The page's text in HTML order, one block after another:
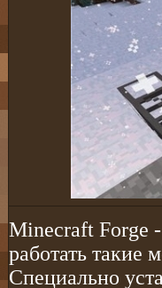
Minecraft Forge -
работать такие
Специально